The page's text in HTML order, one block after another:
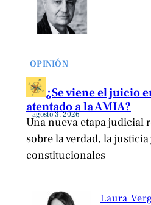
OPINIÓN
¿Se viene el juicio
atentado a la AMIA?
agosto 3, 2026
Una nueva etapa judicial
sobre la verdad, la
constitucionales
Laura